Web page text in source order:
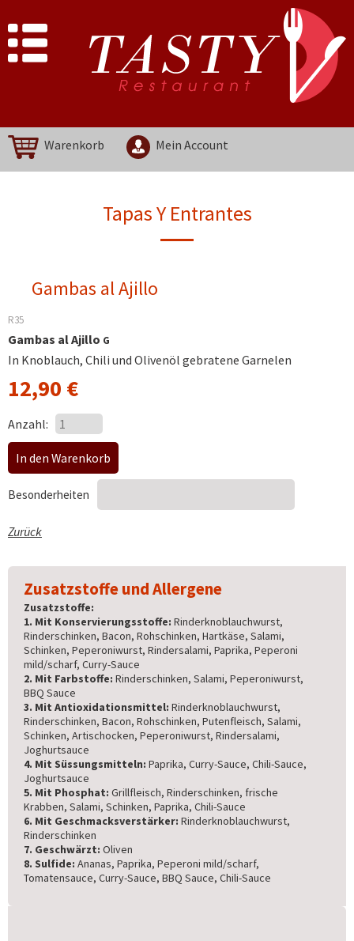
Warenkorb Mein Account
Tapas Y Entrantes
Gambas al Ajillo
R35
Gambas al Ajillo G
In Knoblauch, Chili und Olivenöl gebratene Garnelen
12,90 €
Anzahl:
Besonderheiten
Zurück
Zusatzstoffe und Allergene
Zusatzstoffe:
1. Mit Konservierungsstoffe: Rinderknoblauchwurst,
Rinderschinken, Bacon, Rohschinken, Hartkäse, Salami,
Schinken, Peperoniwurst, Rindersalami, Paprika, Peperoni
mild/scharf, Curry-Sauce
2. Mit Farbstoffe: Rinderschinken, Salami, Peperoniwurst,
BBQ Sauce
3. Mit Antioxidationsmittel: Rinderknoblauchwurst,
Rinderschinken, Bacon, Rohschinken, Putenfleisch, Salami,
Schinken, Artischocken, Peperoniwurst, Rindersalami,
Joghurtsauce
4. Mit Süssungsmitteln: Paprika, Curry-Sauce, Chili-Sauce,
Joghurtsauce
5. Mit Phosphat: Grillfleisch, Rinderschinken, frische
Krabben, Salami, Schinken, Paprika, Chili-Sauce
6. Mit Geschmacksverstärker: Rinderknoblauchwurst,
Rinderschinken
7. Geschwärzt: Oliven
8. Sulfide: Ananas, Paprika, Peperoni mild/scharf,
Tomatensauce, Curry-Sauce, BBQ Sauce, Chili-Sauce